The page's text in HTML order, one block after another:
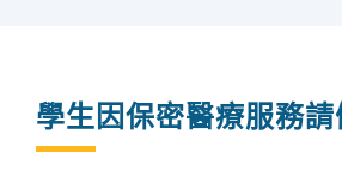
學生因保密醫療服務請